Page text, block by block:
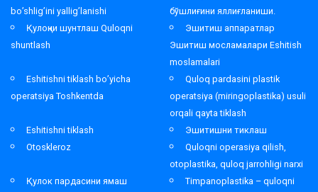
bo’shlig’ini yallig’lanishi
бўшлиғини яллиғланиши.
Қулоқни шунтлаш Quloqni
shuntlash
Эшитиш аппаратлар
Эшитиш мосламалари Eshitish
moslamalari
Eshitishni tiklash bo’yicha
operatsiya Toshkentda
Quloq pardasini plastik
operatsiya (miringoplastika) usuli
orqali qayta tiklash
Eshitishni tiklash
Эшитишни тиклаш
Otoskleroz
Quloqni operasiya qilish,
otoplastika, quloq jarrohligi narxi
Қулок пардасини ямаш
Timpanoplastika – quloqni